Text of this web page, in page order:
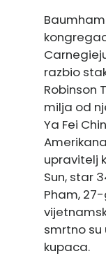
razbio
Robinson
milja od
Ya Fei
upravitelj
Sun, star
Pham,
smrtno
kupaca.